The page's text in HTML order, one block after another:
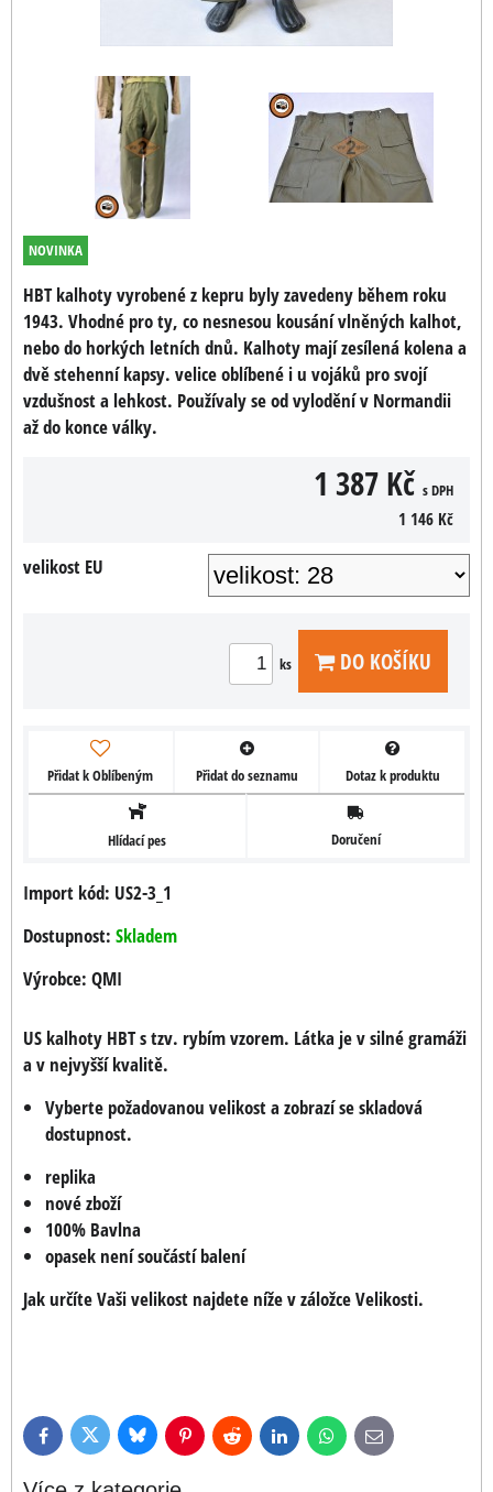
NOVINKA
HBT kalhoty vyrobené z kepru byly zavedeny během roku
1943. Vhodné pro ty, co nesnesou kousání vlněných kalhot,
nebo do horkých letních dnů. Kalhoty mají zesílená kolena a
dvě stehenní kapsy. velice oblíbené i u vojáků pro svojí
vzdušnost a lehkost. Používaly se od vylodění v Normandii
až do konce války.
1 387 Kč s DPH
1 146 Kč
velikost EU
ks DO KOŠÍKU
Přidat k Oblíbeným Přidat do seznamu Dotaz k produktu
Hlídací pes Doručení
Import kód: US2-3_1
Dostupnost: Skladem
Výrobce: QMI
US kalhoty HBT s tzv. rybím vzorem. Látka je v silné gramáži
a v nejvyšší kvalitě.
Vyberte požadovanou velikost a zobrazí se skladová
dostupnost.
replika
nové zboží
100% Bavlna
opasek není součástí balení
Jak určíte Vaši velikost najdete níže v záložce Velikosti.
FacebookTwitter BlueskyPinterestReddit LinkedInWhatsApp
E-
mail